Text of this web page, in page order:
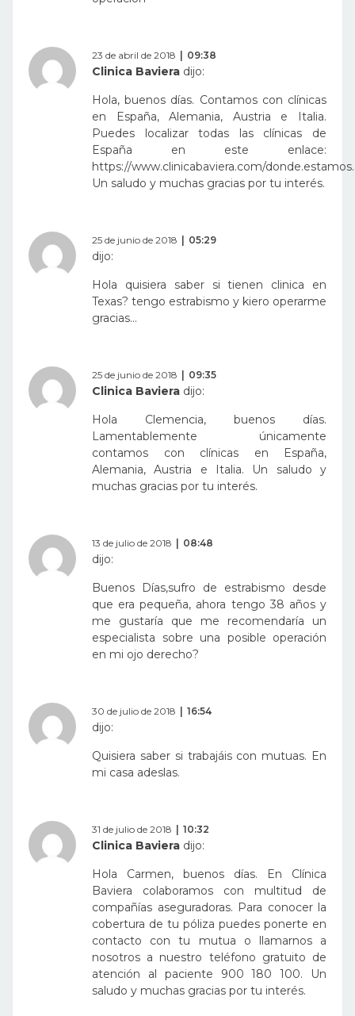
23 de abril de 2018 09:38
Clinica Baviera dijo:
Hola, buenos días. Contamos con clínicas
en España, Alemania, Austria e Italia.
Puedes localizar todas las clínicas de
España en este enlace:
https://www.clinicabaviera.com/donde.estamos.
Un saludo y muchas gracias por tu interés.
25 de junio de 2018 05:29
dijo:
Hola quisiera saber si tienen clinica en
Texas? tengo estrabismo y kiero operarme
gracias…
25 de junio de 2018 09:35
Clinica Baviera dijo:
Hola Clemencia, buenos días.
Lamentablemente únicamente
contamos con clínicas en España,
Alemania, Austria e Italia. Un saludo y
muchas gracias por tu interés.
13 de julio de 2018 08:48
dijo:
Buenos Días,sufro de estrabismo desde
que era pequeña, ahora tengo 38 años y
me gustaría que me recomendaría un
especialista sobre una posible operación
en mi ojo derecho?
30 de julio de 2018 16:54
dijo:
Quisiera saber si trabajáis con mutuas. En
mi casa adeslas.
31 de julio de 2018 10:32
Clinica Baviera dijo:
Hola Carmen, buenos días. En Clínica
Baviera colaboramos con multitud de
compañías aseguradoras. Para conocer la
cobertura de tu póliza puedes ponerte en
contacto con tu mutua o llamarnos a
nosotros a nuestro teléfono gratuito de
atención al paciente 900 180 100. Un
saludo y muchas gracias por tu interés.